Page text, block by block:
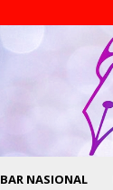
NASIONAL